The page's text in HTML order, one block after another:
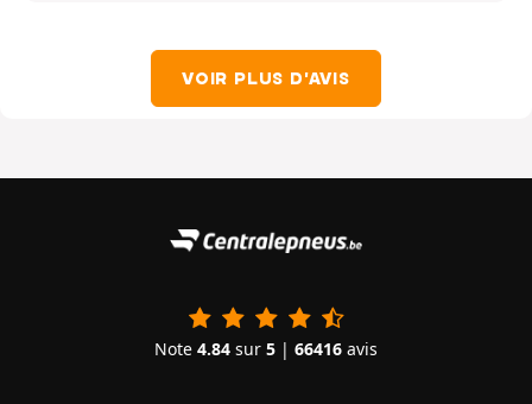
VOIR PLUS D'AVIS
Note 4.84 sur 5 | 66416 avis